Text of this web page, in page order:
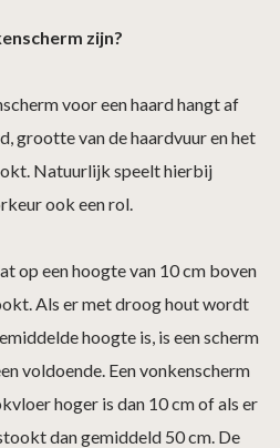
zijn?
voor een haard hangt af
grootte van de haardvuur en het
Natuurlijk speelt hierbij
ook een rol.
op een hoogte van 10 cm boven
Als er met droog hout wordt
hoogte is, is een scherm
voldoende. Een vonkenscherm
hoger is dan 10 cm of als er
dan gemiddeld 50 cm. De